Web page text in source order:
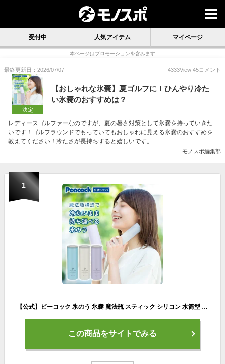
受付中 人気アイテム マイページ
本ページはプロモーションを含みます
最終更新日：2026/07/07 4333View 45コメント
決定
【おしゃれな氷嚢】夏ゴルフに！ひんやり冷た
い氷嚢のおすすめは？
レディースゴルファーなのですが、夏の暑さ対策として氷嚢を持っていきた
いです！ゴルフラウンドでもっていてもおしゃれに見える氷嚢のおすすめを
教えてください！冷たさが長持ちすると嬉しいです。
モノスポ編集部
1
【公式】ピーコック 氷のう 氷嚢 魔法瓶 スティック シリコン 水筒型 ひょうのう ボトル 氷のうボトル スティック アイスパック 持ち運び 長持ち 暑さ対策グッズ 冷感 ひんやり 首 グッズ 長時間 通勤 ゴルフ スポーツ 父の日 ABB-16 ABB-M15
この商品をサイトでみる